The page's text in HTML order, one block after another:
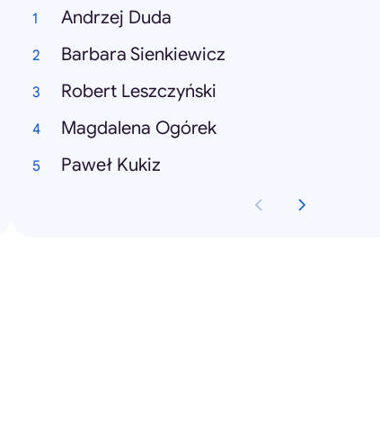
Andrzej Duda
Barbara Sienkiewicz
Robert Leszczyński
Magdalena Ogórek
Paweł Kukiz